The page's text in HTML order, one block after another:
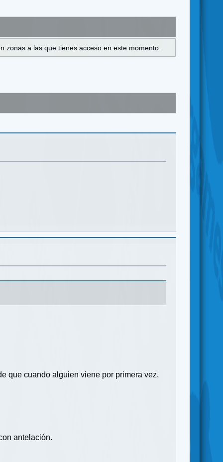
zonas a las que tienes acceso en este momento.
que cuando alguien viene por primera vez,
antelación.